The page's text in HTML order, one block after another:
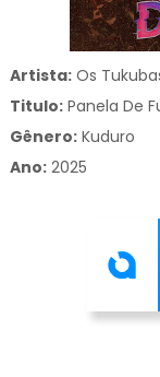
Artista:Os
Titulo:Panela De
Gênero: Kuduro
Ano:2025